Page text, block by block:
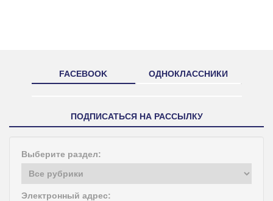
FACEBOOK ОДНОКЛАССНИКИ
ПОДПИСАТЬСЯ НА РАССЫЛКУ
Выберите раздел:
Электронный адрес: